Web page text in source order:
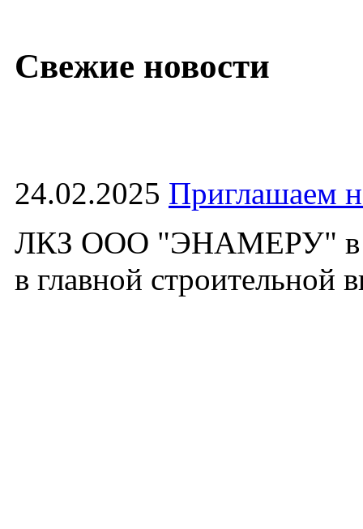
Свежие новости
24.02.2025 Приглашаем
ЛКЗ ООО "ЭНАМЕРУ" в
в главной строительной